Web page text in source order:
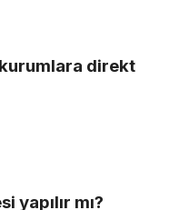
kurumlara direkt
yapılır mı?